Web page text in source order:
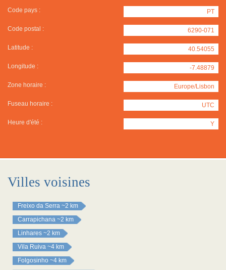
Code pays : PT
Code postal : 6290-071
Latitude : 40.54055
Longitude : -7.48879
Zone horaire : Europe/Lisbon
Fuseau horaire : UTC
Heure d'été : Y
Villes voisines
Freixo da Serra ~2 km
Carrapichana ~2 km
Linhares ~2 km
Vila Ruiva ~4 km
Folgosinho ~4 km